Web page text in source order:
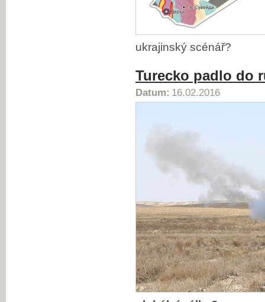
ukrajinský scénář?
Turecko padlo do
Datum: 16.02.2016